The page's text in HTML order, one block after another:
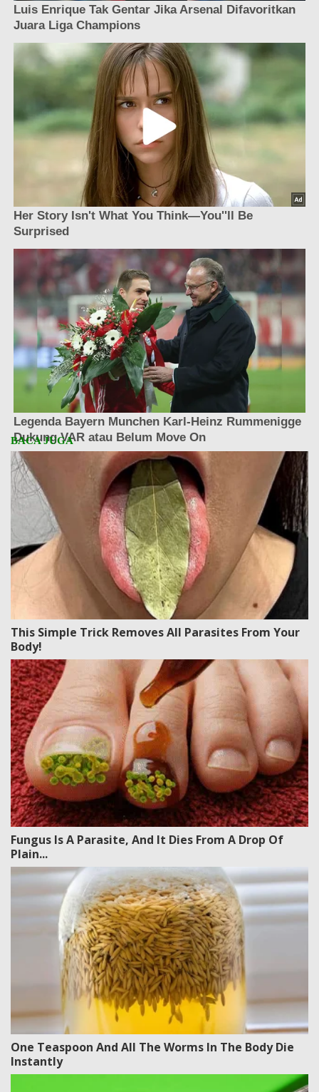
This Simple Trick Removes All Parasites From Your
Body!
Fungus Is A Parasite, And It Dies From A Drop Of
Plain...
One Teaspoon And All The Worms In The Body Die
Instantly